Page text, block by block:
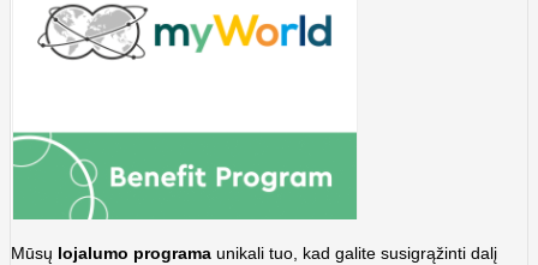
Mūsų lojalumo programa unikali tuo, kad galite susigrąžinti dalį